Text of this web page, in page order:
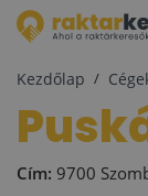
Kezdőlap
Cím: 9700